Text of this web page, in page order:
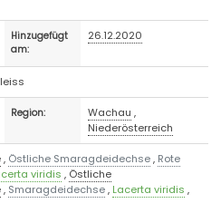
Hinzugefügt
am:
26.12.2020
Region: Wachau ,
Niederösterreich
, Östliche Smaragdeidechse, Rote
viridis , Östliche
, Smaragdeidechse, Lacerta viridis ,